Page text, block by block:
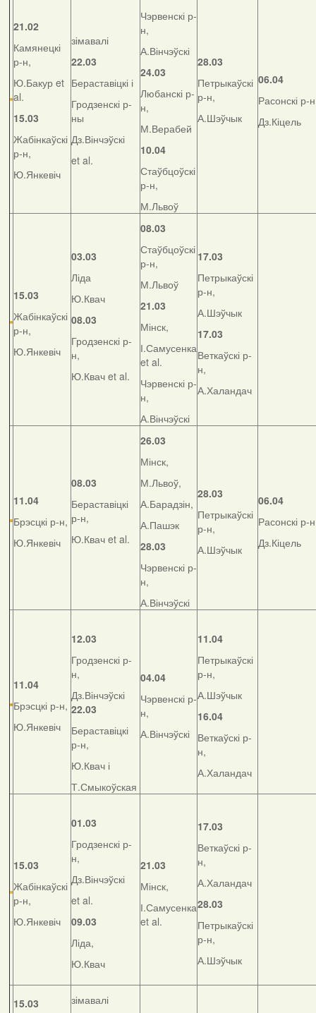
21.02
Камянецкі
р-н,
Ю.Бакур et
al.
15.03
Жабінкаўскі
р-н,
Ю.Янкевіч
зімавалі
22.03
Бераставіцкі і
Гродзенскі р-
ны
Дз.Вінчэўскі
et al.
Чэрвенскі р-
н,
А.Вінчэўскі
24.03
Любанскі р-
н,
М.Верабей
10.04
Стаўбцоўскі
р-н,
М.Львоў
28.03
Петрыкаўскі
р-н,
А.Шэўчык
06.04
Расонскі р-
Дз.Кіцель
15.03
Жабінкаўскі
р-н,
Ю.Янкевіч
03.03
Ліда
Ю.Квач
08.03
Гродзенскі р-
н,
Ю.Квач et al.
08.03
Стаўбцоўскі
р-н,
М.Львоў
21.03
Мінск,
І.Самусенка
et al.
Чэрвенскі р-
н,
А.Вінчэўскі
17.03
Петрыкаўскі
р-н,
А.Шэўчык
17.03
Веткаўскі р-
н,
А.Халандач
11.04
Брэсцкі р-н,
Ю.Янкевіч
08.03
Бераставіцкі
р-н,
Ю.Квач et al.
26.03
Мінск,
М.Львоў,
А.Барадзін,
А.Пашэк
28.03
Чэрвенскі р-
н,
А.Вінчэўскі
28.03
Петрыкаўскі
р-н,
А.Шэўчык
06.04
Расонскі р-
Дз.Кіцель
11.04
Брэсцкі р-н,
Ю.Янкевіч
12.03
Гродзенскі р-
н,
Дз.Вінчэўскі
22.03
Бераставіцкі
р-н,
Ю.Квач і
Т.Смыкоўская
04.04
Чэрвенскі р-
н,
А.Вінчэўскі
11.04
Петрыкаўскі
р-н,
А.Шэўчык
16.04
Веткаўскі р-
н,
А.Халандач
15.03
Жабінкаўскі
р-н,
Ю.Янкевіч
01.03
Гродзенскі р-
н,
Дз.Вінчэўскі
et al.
09.03
Ліда,
Ю.Квач
21.03
Мінск,
І.Самусенка
et al.
17.03
Веткаўскі р-
н,
А.Халандач
28.03
Петрыкаўскі
р-н,
А.Шэўчык
15.03
зімавалі